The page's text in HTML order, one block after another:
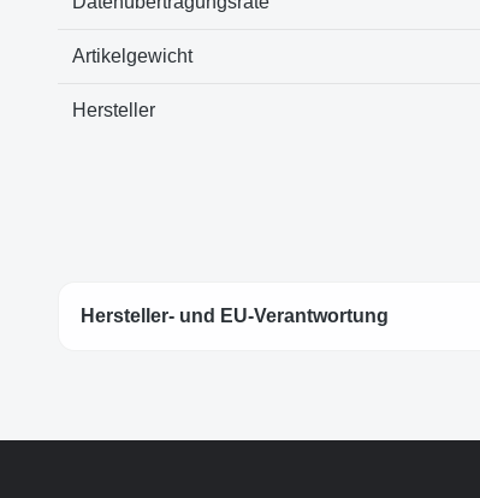
Artikelgewicht
Hersteller
Hersteller- und EU-Verantwortung